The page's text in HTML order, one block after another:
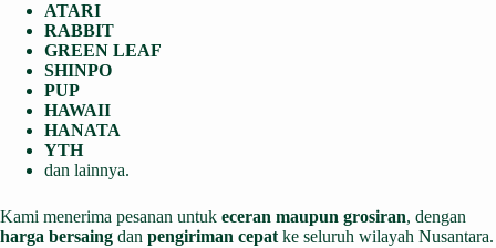
ATARI
RABBIT
GREEN LEAF
SHINPO
PUP
HAWAII
HANATA
YTH
dan lainnya.
Kami menerima pesanan untuk eceran maupun grosiran, dengan
harga bersaing dan pengiriman cepat ke seluruh wilayah Nusantara.